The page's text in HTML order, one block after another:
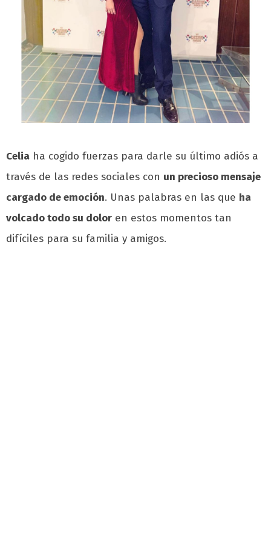
Celia ha cogido fuerzas para darle su último adiós a
través de las redes sociales con un precioso mensaje
cargado de emoción. Unas palabras en las que ha
volcado todo su dolor en estos momentos tan
difíciles para su familia y amigos.